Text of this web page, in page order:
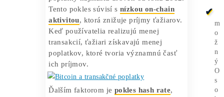
Nízke poplatky a znížená
aktivita na sieti
Jedným z hlavných dôvodov poklesu
ziskovosti ťažiarov jenízka výška
poplatkov
odAlphractaldosiahli celkové vyplatené
poplatky najnižšiu úroveň od roku 2012.